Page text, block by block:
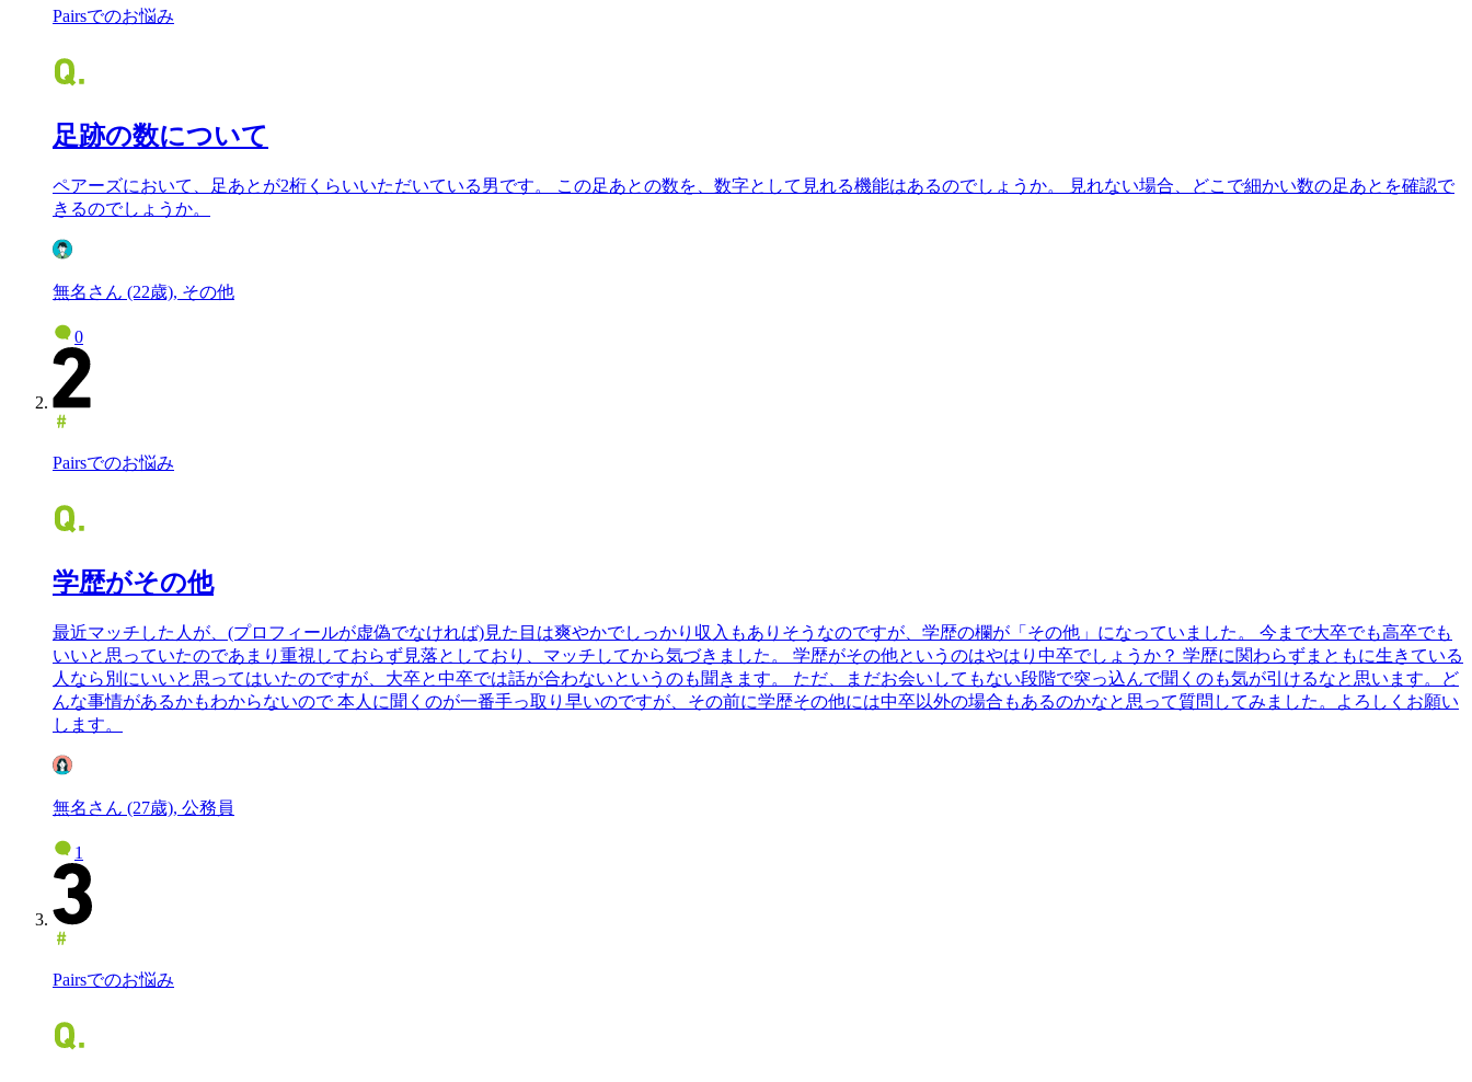
Pairsでのお悩み
足跡の数について
ペアーズにおいて、足あとが2桁くらいいただいている男です。 この足あとの数を、数字として見れる機能はあるのでしょうか。 見れない場合、どこで細かい数の足あとを確認で
きるのでしょうか。
無名さん (22歳), その他
0
Pairsでのお悩み
学歴がその他
最近マッチした人が、(プロフィールが虚偽でなければ)見た目は爽やかでしっかり収入もありそうなのですが、学歴の欄が「その他」になっていました。 今まで大卒でも高卒でも
いいと思っていたのであまり重視しておらず見落としており、マッチしてから気づきました。 学歴がその他というのはやはり中卒でしょうか？ 学歴に関わらずまともに生きている
人なら別にいいと思ってはいたのですが、大卒と中卒では話が合わないというのも聞きます。 ただ、まだお会いしてもない段階で突っ込んで聞くのも気が引けるなと思います。ど
んな事情があるかもわからないので 本人に聞くのが一番手っ取り早いのですが、その前に学歴その他には中卒以外の場合もあるのかなと思って質問してみました。よろしくお願い
します。
無名さん (27歳), 公務員
1
Pairsでのお悩み